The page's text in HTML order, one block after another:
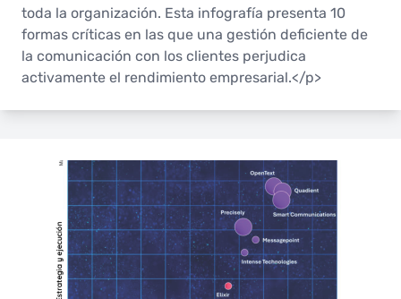
toda la organización. Esta infografía presenta 10
formas críticas en las que una gestión deficiente de
la comunicación con los clientes perjudica
activamente el rendimiento empresarial.</p>